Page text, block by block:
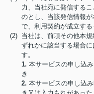
力、当社宛に発信する
のとし、当該発信情報
で、利用契約が成立する
(2) 当社は、前項その他本
ずれかに該当する場合
す。
1. 本サービスの申し込
き
2. 本サービスの申し込